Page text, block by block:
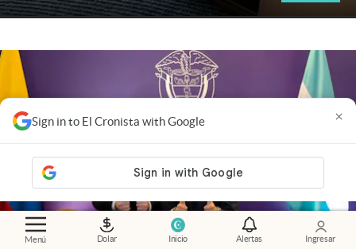
Menú Dolar Inicio Alertas Ingresar
Sign in to El Cronista with Google ×